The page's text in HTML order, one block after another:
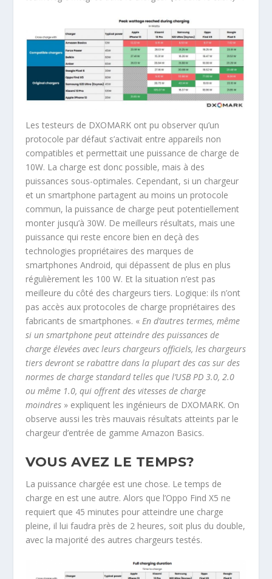
Les testeurs de DXOMARK ont pu observer qu’un
protocole par défaut s’activait entre appareils non
compatibles et permettait une puissance de charge de
10W. La charge est donc possible, mais à des
puissances sous-optimales. Cependant, si un chargeur
et un smartphone partagent au moins un protocole
commun, la puissance de charge peut potentiellement
monter jusqu’à 30W. De meilleurs résultats, mais une
puissance qui reste encore bien en deçà des
technologies propriétaires des marques de
smartphones Android, qui dépassent de plus en plus
régulièrement les 100 W. Et la situation n’est pas
meilleure du côté des chargeurs tiers. Logique: ils n’ont
pas accès aux protocoles de charge propriétaires des
fabricants de smartphones. «En d’autres termes, même
si un smartphone peut atteindre des puissances de
charge élevées avec leurs chargeurs officiels, les chargeurs
tiers devront se rabattre dans la plupart des cas sur des
normes de charge standard telles que l’USB PD 3.0, 2.0
ou même 1.0, qui offrent des vitesses de charge
moindres » expliquent les ingénieurs de DXOMARK. On
observe aussi les très mauvais résultats atteints par le
chargeur d’entrée de gamme Amazon Basics.
VOUS AVEZ LE TEMPS?
La puissance chargée est une chose. Le temps de
charge en est une autre. Alors que l’Oppo Find X5 ne
requiert que 45 minutes pour atteindre une charge
pleine, il lui faudra près de 2 heures, soit plus du double,
avec la majorité des autres chargeurs testés.